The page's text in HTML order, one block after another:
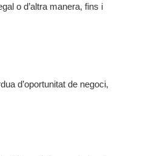
o d’altra manera, fins i
d’oportunitat de negoci,